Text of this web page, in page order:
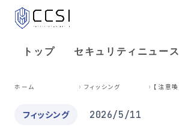
トップ セキュリティニュース
ホーム フィッシング
フィッシング 2026/5/11